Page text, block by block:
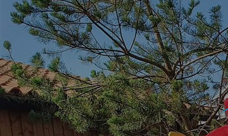
Panneau de gestion des cookies